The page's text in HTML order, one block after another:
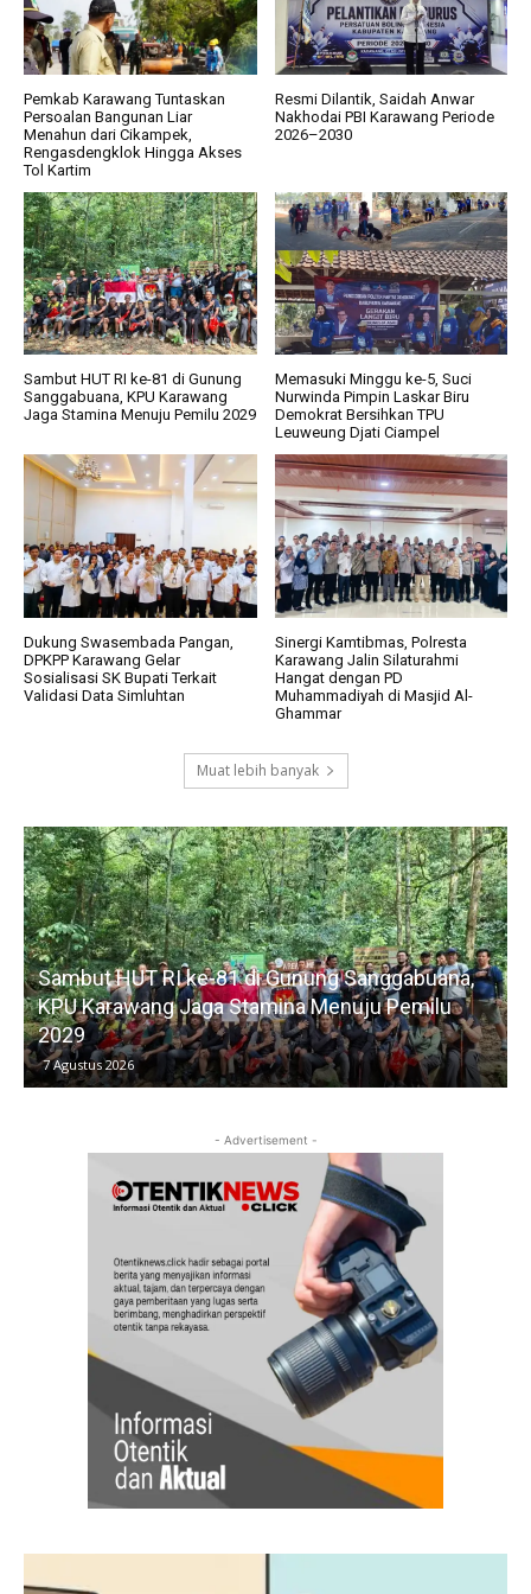
Pemkab Karawang Tuntaskan
Persoalan Bangunan Liar
Menahun dari Cikampek,
Rengasdengklok Hingga Akses
Tol Kartim
Resmi Dilantik, Saidah Anwar
Nakhodai PBI Karawang Periode
2026–2030
Sambut HUT RI ke-81 di Gunung
Sanggabuana, KPU Karawang
Jaga Stamina Menuju Pemilu 2029
Memasuki Minggu ke-5, Suci
Nurwinda Pimpin Laskar Biru
Demokrat Bersihkan TPU
Leuweung Djati Ciampel
Dukung Swasembada Pangan,
DPKPP Karawang Gelar
Sosialisasi SK Bupati Terkait
Validasi Data Simluhtan
Sinergi Kamtibmas, Polresta
Karawang Jalin Silaturahmi
Hangat dengan PD
Muhammadiyah di Masjid Al-
Ghammar
Muat lebih banyak
Sambut HUT RI ke-81 di Gunung Sanggabuana,
KPU Karawang Jaga Stamina Menuju Pemilu
2029
7 Agustus 2026
- Advertisement -